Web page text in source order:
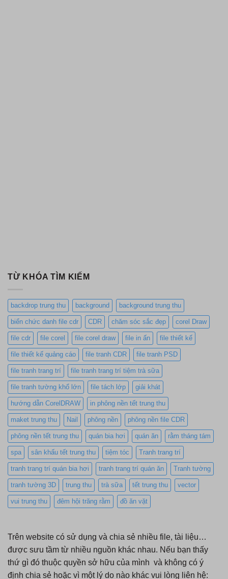
TỪ KHÓA TÌM KIẾM
backdrop trung thu background background trung thu
biển chức danh file cdr CDR chăm sóc sắc đẹp corel Draw
file cdr file corel file corel draw file in ấn file thiết kế
file thiết kế quảng cáo file tranh CDR file tranh PSD
file tranh trang trí file tranh trang trí tiệm trà sữa
file tranh tường khổ lớn file tách lớp giải khát
hướng dẫn CorelDRAW in phông nền tết trung thu
maket trung thu Nail phông nền phông nền file CDR
phông nền tết trung thu quán bia hơi quán ăn rằm tháng tám
spa sân khấu tết trung thu tiệm tóc Tranh trang trí
tranh trang trí quán bia hơi tranh trang trí quán ăn Tranh tường
tranh tường 3D trung thu trà sữa tết trung thu vector
vui trung thu đêm hội trăng rằm đồ ăn vặt
Trên website có sử dụng và chia sẻ nhiều file, tài liệu…
được sưu tầm từ nhiều nguồn khác nhau. Nếu bạn thấy
thứ gì đó thuộc quyền sở hữu của mình và không có ý
định chia sẻ hoặc vì một lý do nào khác vui lòng liên hệ: